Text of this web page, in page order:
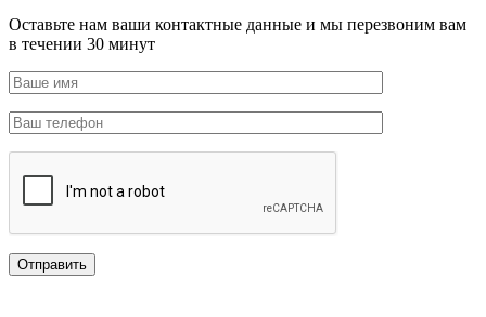
Оставьте нам ваши контактные данные и мы перезвоним вам
в течении 30 минут